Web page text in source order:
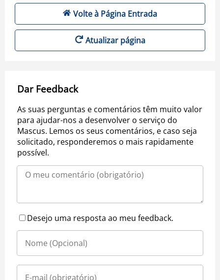
Volte à Página Entrada
Atualizar página
Dar Feedback
As suas perguntas e comentários têm muito valor
para ajudar-nos a desenvolver o serviço do
Mascus. Lemos os seus comentários, e caso seja
solicitado, responderemos o mais rapidamente
possível.
Desejo uma resposta ao meu feedback.